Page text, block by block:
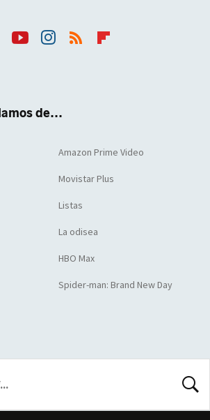
de...
Amazon Prime Video
Movistar Plus
Listas
La odisea
HBO Max
Spider-man: Brand New Day